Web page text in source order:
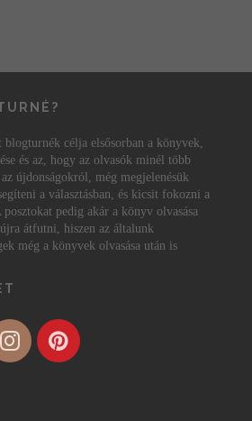
blogturnék célja elsősorban a könyvek,
és az, hogy az olvasók minél több
újdonságokról, még megjelenésük
a választásban, és kicsit fokozni a
pedig akár a könyv olvasása
átfutni, hiszen az általunk
még a könyvek olvasása után is